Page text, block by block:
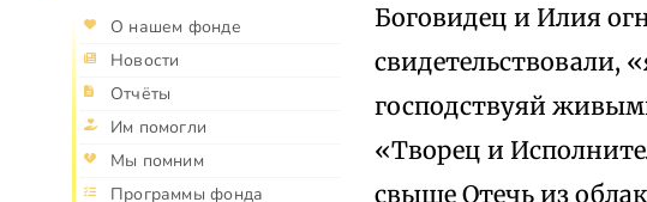
О нашем фонде
Новости
Отчёты
Им помогли
Мы помним
Программы фонда
Боговидец и Илия
свидетельствовали,
господствуяй
«Творец и
свыше Отечь из